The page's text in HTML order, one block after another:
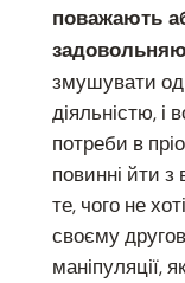
поважають
змушувати
діяльністю, і
потреби в
повинні йти з
те, чого не
своєму
маніпуляції,